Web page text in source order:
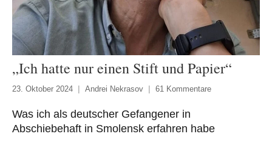
„Ich hatte nur einen Stift und Papier“
23. Oktober 2024 Andrei Nekrasov 61 Kommentare
Was ich als deutscher Gefangener in
Abschiebehaft in Smolensk erfahren habe